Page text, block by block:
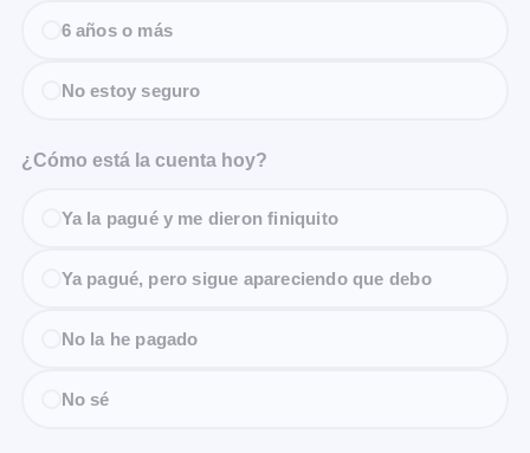
6 años o más
No estoy seguro
¿Cómo está la cuenta hoy?
Ya la pagué y me dieron finiquito
Ya pagué, pero sigue apareciendo que debo
No la he pagado
No sé